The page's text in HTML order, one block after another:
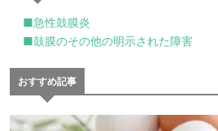
■急性鼓膜炎
■鼓膜のその他の明示された障害
おすすめ記事